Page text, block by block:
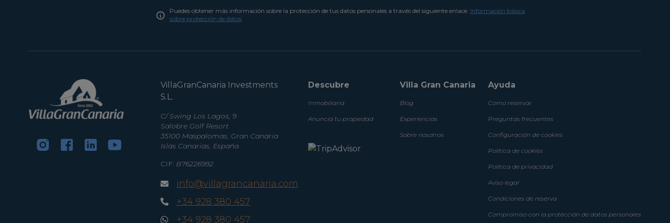
Puedes obtener más información sobre la protección de tus datos personales a través del siguiente enlace: Información básica
sobre protección de datos
VillaGranCanaria Investments
S.L.
C/ Swing Los Lagos, 9
Salobre Golf Resort
35100 Maspalomas, Gran Canaria
Islas Canarias, España
CIF: B76226992
info@villagrancanaria.com
+34 928 380 457
+34 928 380 457
Descubre
Inmobiliaria
Anuncia tu propiedad
Villa Gran Canaria
Blog
Experiencias
Sobre nosotros
Ayuda
Como reservar
Preguntas frecuentes
Configuración de cookies
Política de cookies
Política de privacidad
Aviso legal
Condiciones de reserva
Compromiso con la protección de datos personales